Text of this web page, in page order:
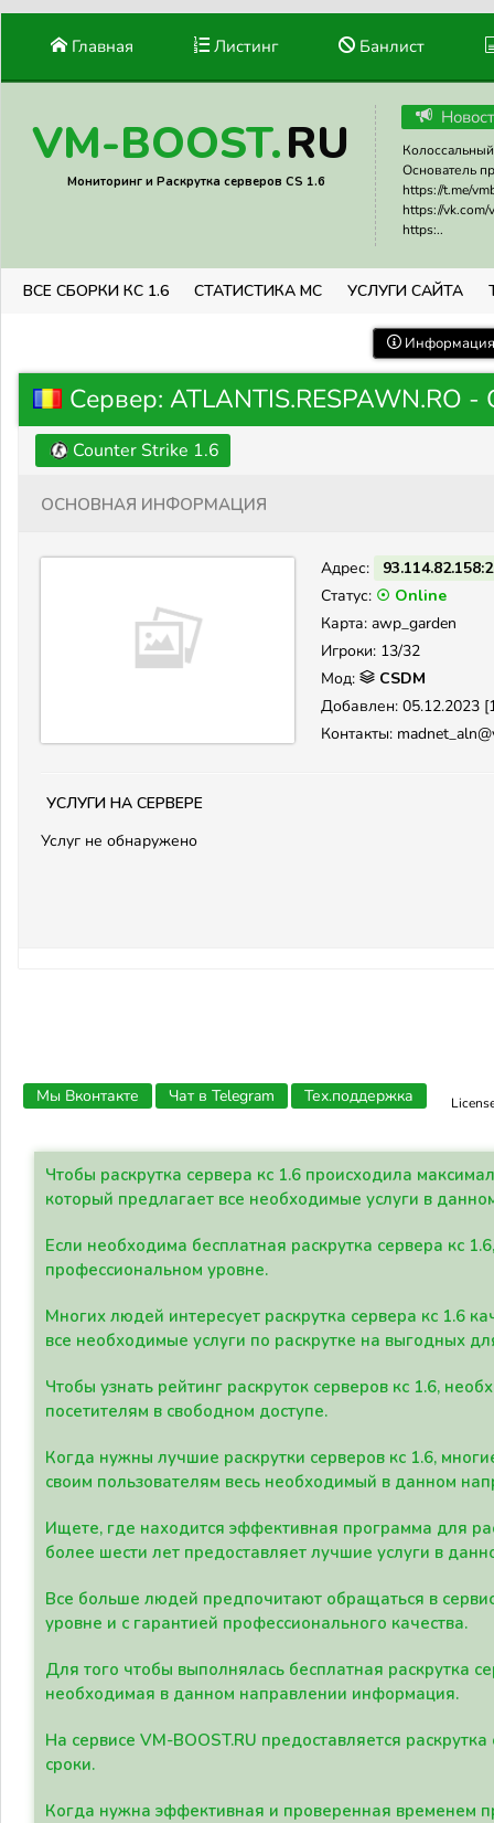
Главная Листинг Банлист
VM-BOOST.RU
Мониторинг и Раскрутка серверов CS 1.6
Основатель
https://t.me/
https://vk.com/
https:..
ВСЕ СБОРКИ КС 1.6 СТАТИСТИКА МС УСЛУГИ САЙТА
Сервер: ATLANTIS.RESPAWN.RO -
Counter Strike 1.6
Основная информация
Адрес:
Статус: ☉ Online
Карта: awp_garden
Игроки: 13/32
Мод:
CSDM
Добавлен: 05.12.2023
Контакты:
Услуги на сервере
Услуг не обнаружено
Мы Вконтакте Чат в Telegram Тех.поддержка
Чтобы раскрутка сервера кс 1.6 происходила
который предлагает все необходимые услуги в
Если необходима бесплатная раскрутка сервера кс
профессиональном уровне.
Многих людей интересует раскрутка сервера кс 1.6
все необходимые услуги по раскрутке на выгодных
Чтобы узнать рейтинг раскруток серверов кс 1.6,
посетителям в свободном доступе.
Когда нужны лучшие раскрутки серверов кс 1.6,
своим пользователям весь необходимый в данном
Ищете, где находится эффективная программа для
более шести лет предоставляет лучшие услуги в
Все больше людей предпочитают обращаться в
уровне и с гарантией профессионального качества.
Для того чтобы выполнялась бесплатная раскрутка
необходимая в данном направлении информация.
На сервисе VM-BOOST.RU предоставляется
сроки.
Когда нужна эффективная и проверенная временем